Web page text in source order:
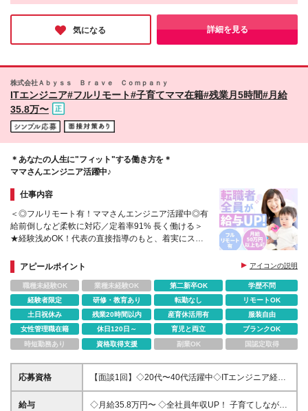
開・会社利益の固定による明朗会計 【2】「キャリア
伴走」による高い定着率 【3】多角的な事業展開によ
る安定した経営基盤 【4】徹底した固定費削減と社内
公開。 納得度高く安心して働ける環境で、 結果とし
て定着率97%に繋がっています。 ＼具体的な年収例
月給約60万円 ●案件単価：100万円⇒年収約930万
円 ※月給約80万円 ※詳しい給与情報はこちらをご覧
ください！ https://www.necmos.jp/career/payment
族の時間を大切にできる働き方がしたい ・長期休暇
を活用し、海外旅行に行きたい ・UIターンして、東
京の案件に携わりたい etc. 当社はすべて実現可能！
当社関連勤務地 ※フルリモートは通勤不要
また、メンバーのキャリアにも寄り添い、「理想のキャリアのた
めのロードマップ」の作成をサポート。入社後すぐに将来の目標
を言語化し、実現できるまでのマップづくりから開始。入社時の
目標を見失わず、理想のキャリアへ進んでいける環境です。
気になる 詳細を見る
株式会社Ａｂｙｓｓ Ｂｒａｖｅ Ｃｏｍｐａｎｙ
ITエンジニア#フルリモート#⼦育てママ在籍#残業⽉5時間#⽉給
35.8万〜
＊あなたの⼈⽣に"フィット"する働き⽅を＊
ママさんエンジニア活躍中♪
仕事内容
＜◎フルリモート有！ママさんエンジニア活躍中◎有
給前倒しなど柔軟に対応／定着率91% ⻑く働ける＞
★経験浅めOK！代表の直接指導のもと、着実にスキ
ありアピールポイント アイコンの説明
職種未経験OK 業種未経験OK 第二新卒OK
学歴不問
経験者限定
研修・教育あり 転勤なし
リモートOK
土日祝休み
残業20時間以内 産育休活用有
服装自由
女性管理職在籍
休日120日～ 育児と両立
ブランクOK
時短勤務あり
資格取得支援 副業OK 国認定取得
応募資格
【⾯談1回】◇20代〜40代活躍中◇ITエンジニア経験
をお持ちの⽅◇開発、インフラ、⼯程などジャンルは
不問◇ブランクOK◇学歴不問 ▽あなたの理想を聞か
給与
◇⽉給35.8万円〜 ◇全社員年収UP！ ⼦育てしながら